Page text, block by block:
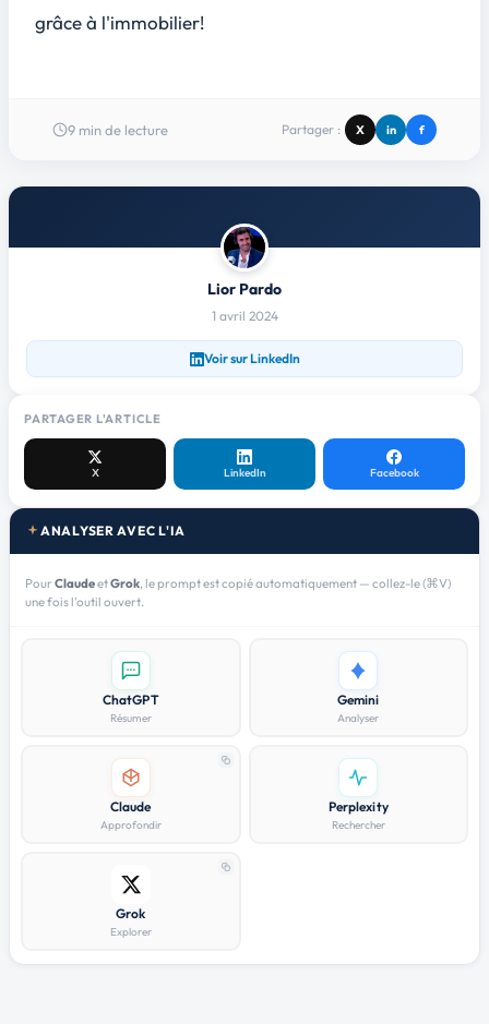
grâce à l'immobilier!
9 min de lecture Partager : X in f
Lior Pardo
1 avril 2024
Voir sur LinkedIn
PARTAGER L'ARTICLE
X LinkedIn Facebook
ANALYSER AVEC L'IA
PourClaudeetGrok, le prompt est copié automatiquement — collez-le (⌘V)
une fois l'outil ouvert.
ChatGPT
Résumer
Gemini
Analyser
Claude
Approfondir
Perplexity
Rechercher
Grok
Explorer